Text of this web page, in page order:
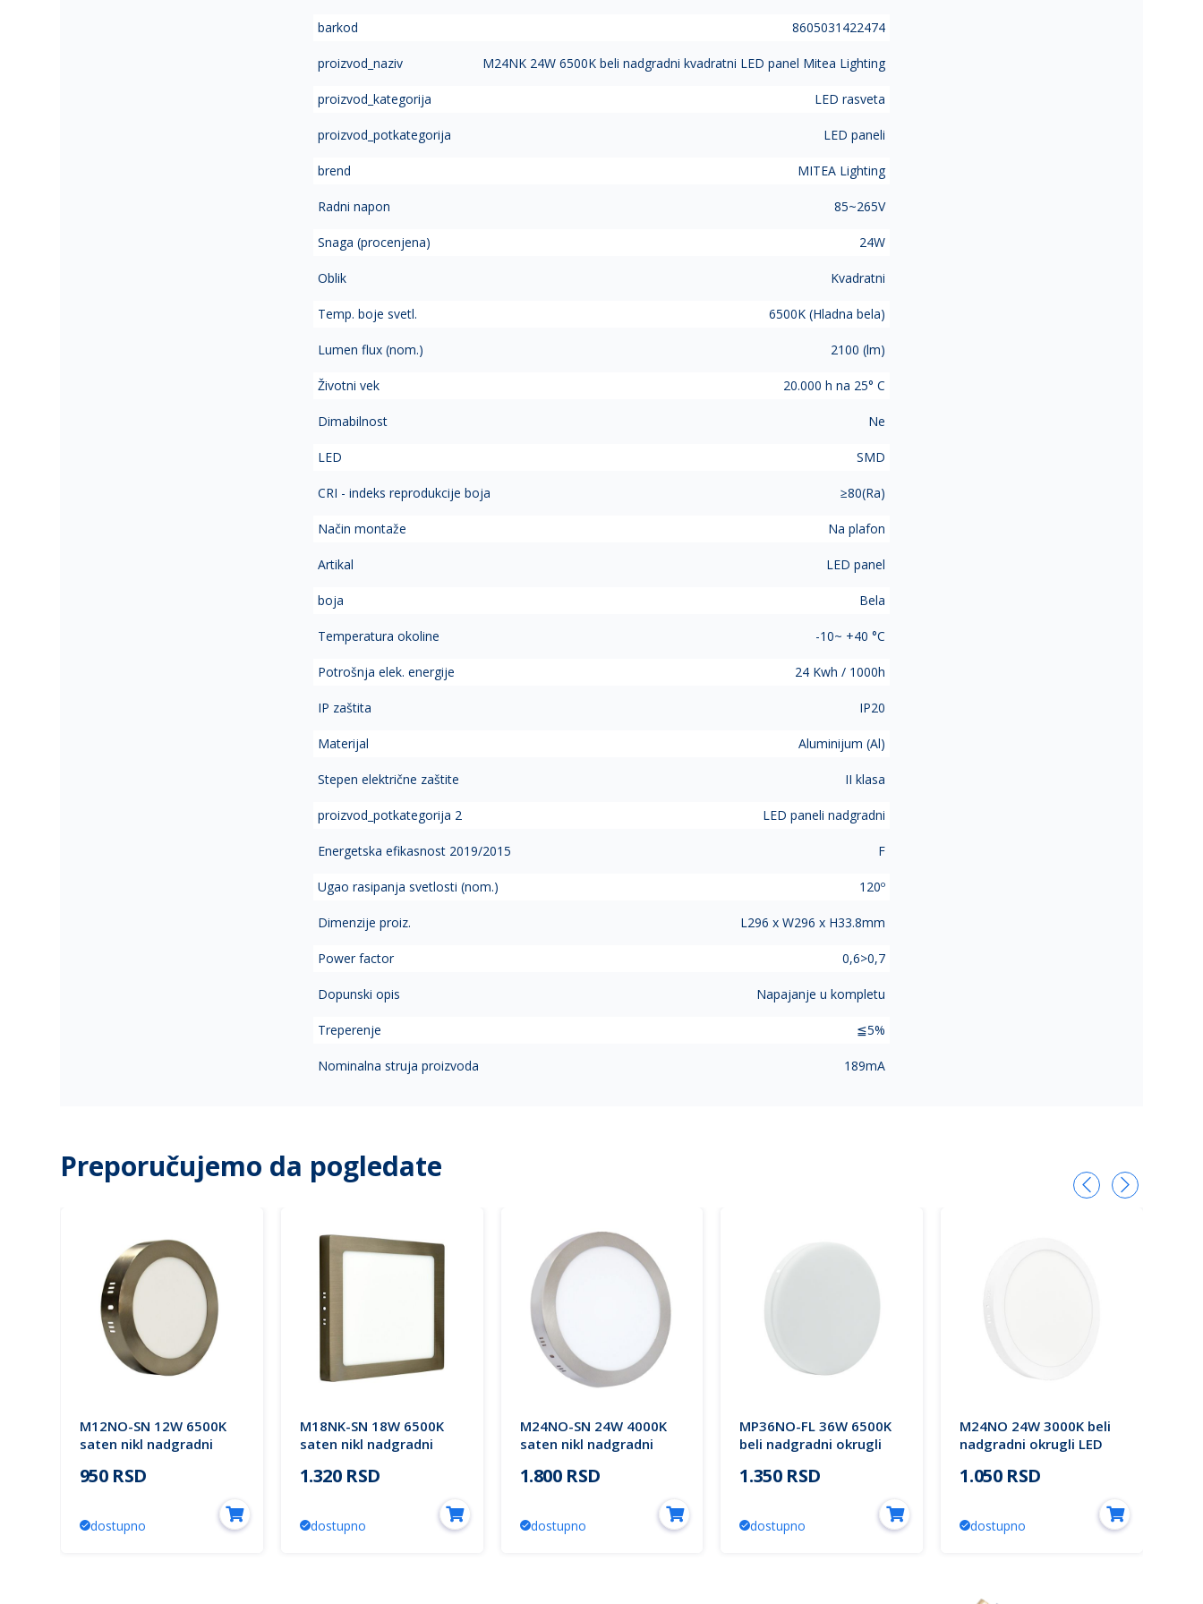
barkod 8605031422474
proizvod_naziv M24NK 24W 6500K beli nadgradni kvadratni LED panel Mitea Lighting
proizvod_kategorija LED rasveta
proizvod_potkategorija LED paneli
brend MITEA Lighting
Radni napon 85~265V
Snaga (procenjena) 24W
Oblik Kvadratni
Temp. boje svetl. 6500K (Hladna bela)
Lumen flux (nom.) 2100 (lm)
Životni vek 20.000 h na 25° C
Dimabilnost Ne
LED SMD
CRI - indeks reprodukcije boja ≥80(Ra)
Način montaže Na plafon
Artikal LED panel
boja Bela
Temperatura okoline -10~ +40 °C
Potrošnja elek. energije 24 Kwh / 1000h
IP zaštita IP20
Materijal Aluminijum (Al)
Stepen električne zaštite II klasa
proizvod_potkategorija 2 LED paneli nadgradni
Energetska efikasnost 2019/2015 F
Ugao rasipanja svetlosti (nom.) 120º
Dimenzije proiz. L296 x W296 x H33.8mm
Power factor 0,6>0,7
Dopunski opis Napajanje u kompletu
Treperenje ≦5%
Nominalna struja proizvoda 189mA
Preporučujemo da pogledate
M12NO-SN 12W 6500K
saten nikl nadgradni
Lighting
950 RSD
dostupno
M18NK-SN 18W 6500K
saten nikl nadgradni
Mitea Lighting
1.320 RSD
dostupno
M24NO-SN 24W 4000K
saten nikl nadgradni
Lighting
1.800 RSD
dostupno
MP36NO-FL 36W 6500K
beli nadgradni okrugli
BACKSIDE Mitea Lighting
1.350 RSD
dostupno
M24NO 24W 3000K beli
nadgradni okrugli LED
1.050 RSD
dostupno